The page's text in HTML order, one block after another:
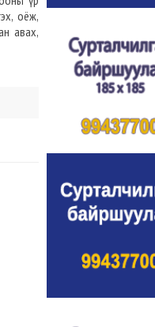
оёж,
авах,